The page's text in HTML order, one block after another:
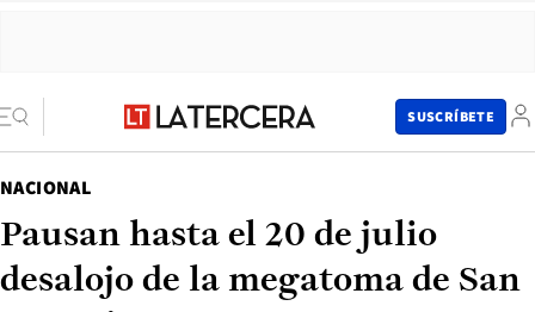
SUSCRÍBETE
NACIONAL
Pausan hasta el 20 de julio
desalojo de la megatoma de San